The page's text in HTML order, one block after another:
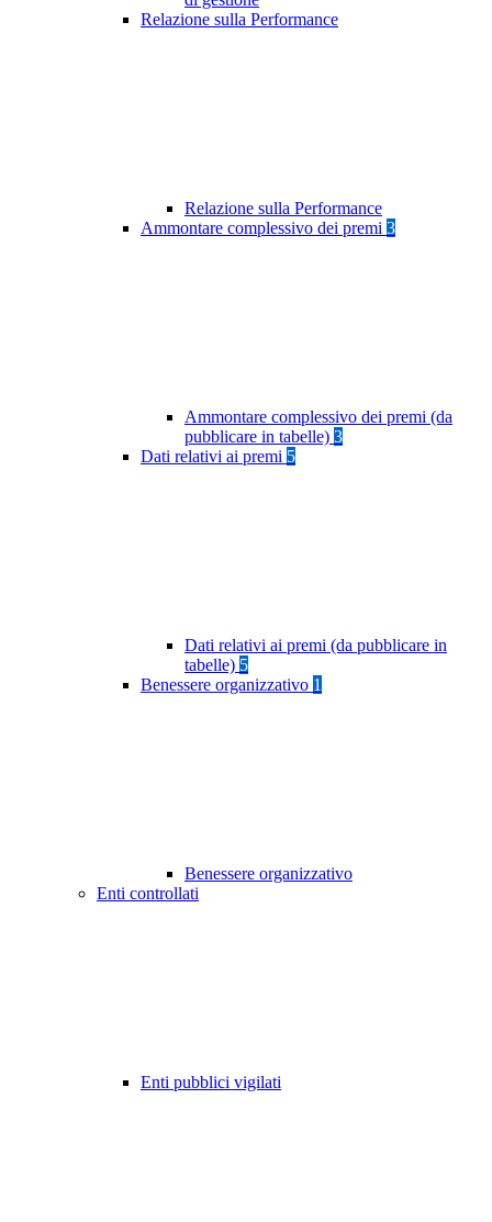
Relazione sulla Performance
Relazione sulla Performance
Ammontare complessivo dei premi 3
Ammontare complessivo dei premi (da
pubblicare in tabelle) 3
Dati relativi ai premi 5
Dati relativi ai premi (da pubblicare in
tabelle) 5
Benessere organizzativo 1
Benessere organizzativo
Enti controllati
Enti pubblici vigilati